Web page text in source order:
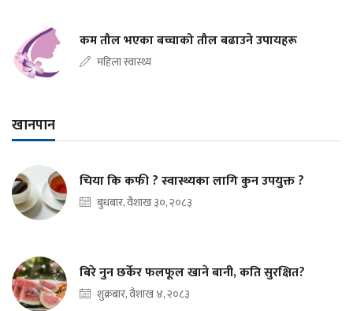
कम तौल भएका बच्चाको तौल बढाउने उपायहरू
महिला स्वास्थ्य
खानपान
चिया कि कफी ? स्वास्थ्यका लागि कुन उपयुक्त ?
बुधबार, वैशाख ३०, २०८३
बिरे नुन छर्केर फलफूल खाने बानी, कति सुरक्षित?
शुक्रबार, वैशाख ४, २०८३